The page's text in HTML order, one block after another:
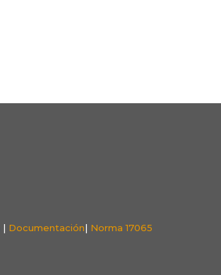
| Documentación| Norma 17065